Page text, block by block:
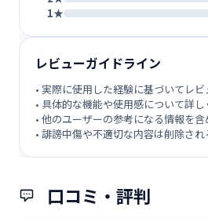
口コミ・評判
1★
レビューガイドライン
• 実際に使用した経験に基づいてレ
• 具体的な機能や使用感について詳
• 他のユーザーの参考になる情報を
• 誹謗中傷や不適切な内容は削除さ